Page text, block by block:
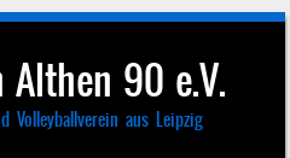
90 e.V.
Volleyballverein aus Leipzig